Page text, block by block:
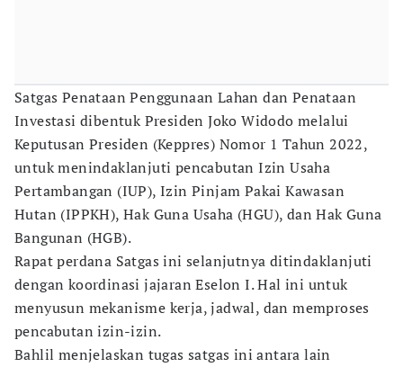
Satgas Penataan Penggunaan Lahan dan Penataan
Investasi dibentuk Presiden Joko Widodo melalui
Keputusan Presiden (Keppres) Nomor 1 Tahun 2022,
untuk menindaklanjuti pencabutan Izin Usaha
Pertambangan (IUP), Izin Pinjam Pakai Kawasan
Hutan (IPPKH), Hak Guna Usaha (HGU), dan Hak Guna
Bangunan (HGB).
Rapat perdana Satgas ini selanjutnya ditindaklanjuti
dengan koordinasi jajaran Eselon I. Hal ini untuk
menyusun mekanisme kerja, jadwal, dan memproses
pencabutan izin-izin.
Bahlil menjelaskan tugas satgas ini antara lain